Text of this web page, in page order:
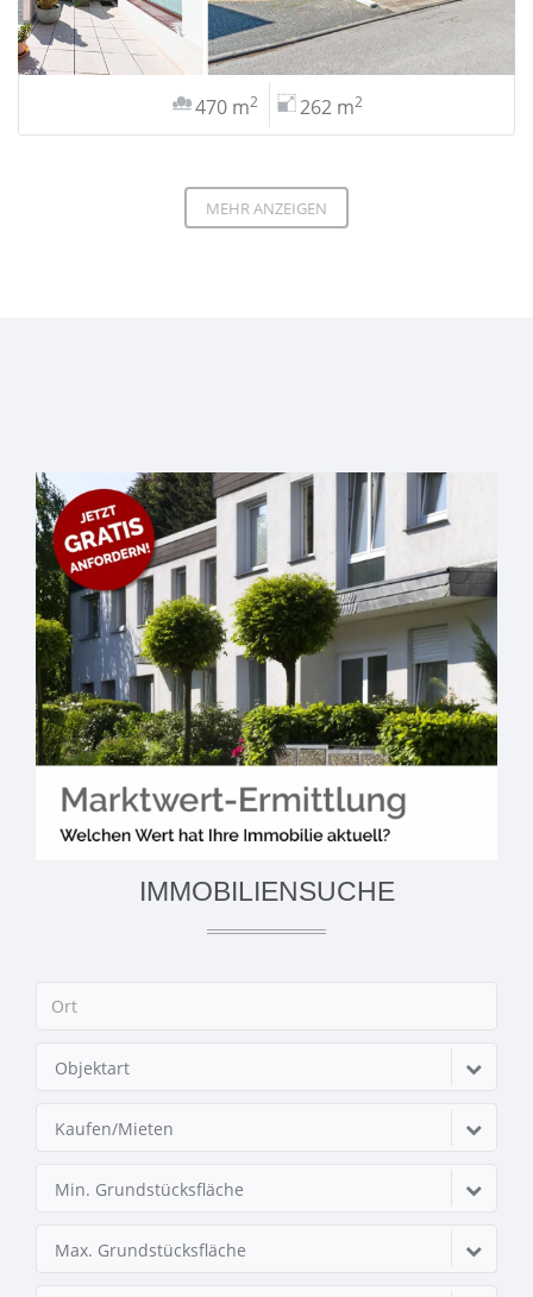
470 m2 262 m2
MEHR ANZEIGEN
IMMOBILIENSUCHE
Objektart
Kaufen/Mieten
Min. Grundstücksfläche
Max. Grundstücksfläche